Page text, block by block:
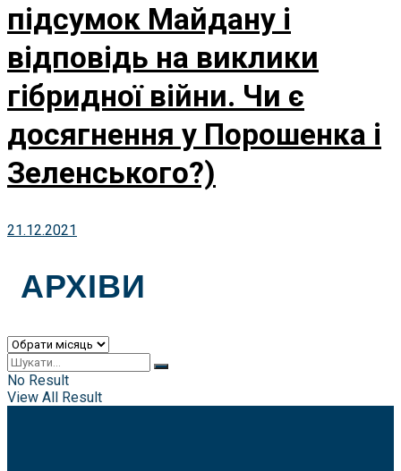
підсумок Майдану і
відповідь на виклики
гібридної війни. Чи є
досягнення у Порошенка і
Зеленського?)
21.12.2021
АРХІВИ
Архіви
No Result
View All Result